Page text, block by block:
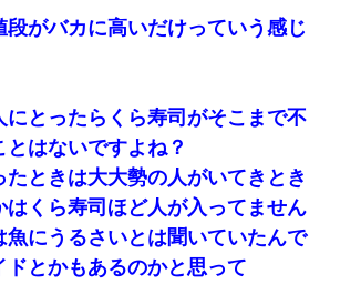
段がバカに高いだけっていう感じ
にとったらくら寿司がそこまで不
とはないですよね？
たときは大大勢の人がいてきとき
はくら寿司ほど人が入ってません
魚にうるさいとは聞いていたんで
ドとかもあるのかと思って